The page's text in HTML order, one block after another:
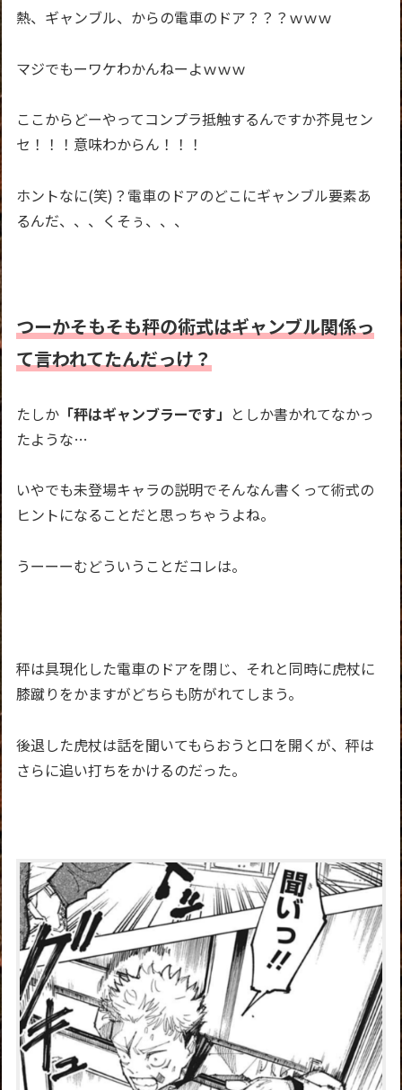
熱、ギャンブル、からの電車のドア？？？ｗｗｗ
マジでもーワケわかんねーよｗｗｗ
ここからどーやってコンプラ抵触するんですか芥見セン
セ！！！意味わからん！！！
ホントなに(笑)？電車のドアのどこにギャンブル要素あ
るんだ、、、くそぅ、、、
つーかそもそも秤の術式はギャンブル関係っ
て言われてたんだっけ？
たしか 「秤はギャンブラーです」 としか書かれてなかっ
たような…
いやでも未登場キャラの説明でそんなん書くって術式の
ヒントになることだと思っちゃうよね。
うーーーむどういうことだコレは。
秤は具現化した電車のドアを閉じ、それと同時に虎杖に
膝蹴りをかますがどちらも防がれてしまう。
後退した虎杖は話を聞いてもらおうと口を開くが、秤は
さらに追い打ちをかけるのだった。